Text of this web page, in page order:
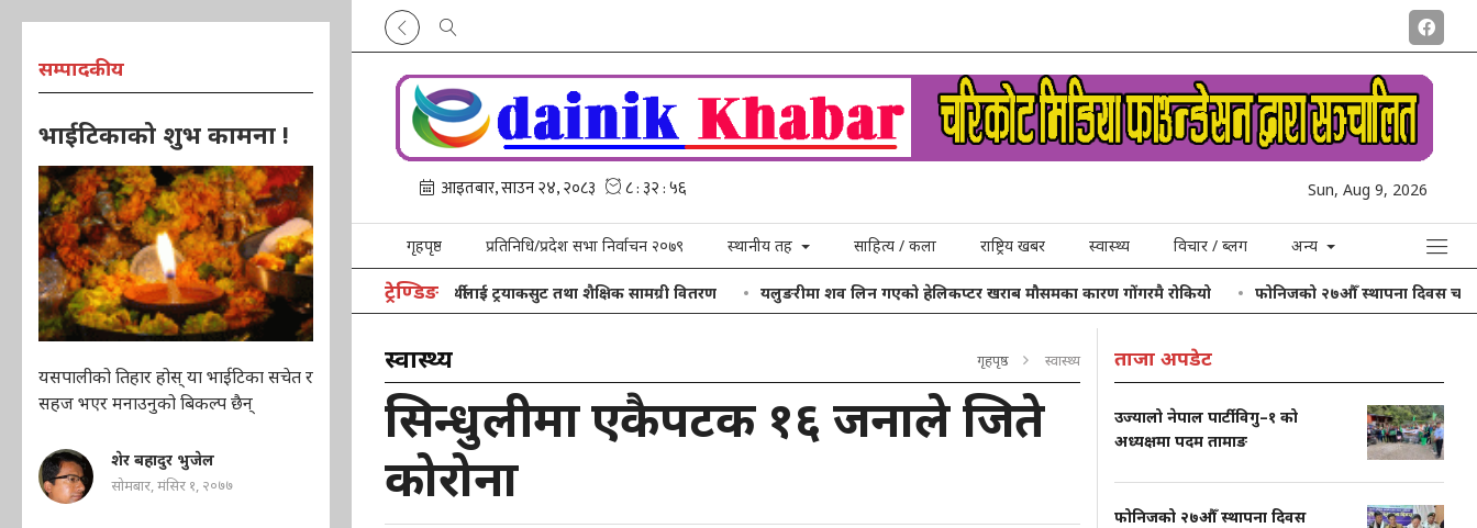
सम्पादकीय
भाईटिकाको शुभ कामना !
यसपालीको तिहार होस् या भाईटिका सचेत र
सहज भएर मनाउनुको बिकल्प छैन्
शेर बहादुर भुजेल
सोमबार, मंसिर १, २०७७
Sun, Aug 9, 2026
गृहपृष्ठ प्रतिनिधि/प्रदेश सभा निर्वाचन २०७९ स्थानीय तह साहित्य / कला राष्ट्रिय खबर स्वास्थ्य विचार / ब्लग अन्य
ट्रेण्डिङ
स्कुल अफ डेमोक्रेसीद्वारा गुजर्पा विद्यालयका विद्यार्थीलाई ट्रयाकसुट तथा शैक्षिक सामग्री वितरण यलुङरीमा शव लिन गएको हेलिकप्टर खराब मौसमका कारण गोंगरमै रोकियो फोनिजको २७औँ स्थापना दिवस चरिकोटमा,
स्वास्थ्य गृहपृष्ठ स्वास्थ्य
सिन्धुलीमा एकैपटक १६ जनाले जिते
कोरोना
ताजा अपडेट
उज्यालो नेपाल पार्टी विगु–१ को
अध्यक्षमा पदम तामाङ
फोनिजको २७औँ स्थापना दिवस